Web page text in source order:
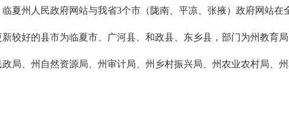
夏州人民政府网站与我省3个市（陇南、平凉、张掖）政府网站在
较好的县市为临夏市、广河县、和政县、东乡县，部门为州教育
局、州自然资源局、州审计局、州乡村振兴局、州农业农村局、